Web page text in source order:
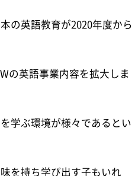
の英語教育が2020年度から
の英語事業内容を拡大しま
学ぶ環境が様々であるとい
を持ち学び出す子もいれ